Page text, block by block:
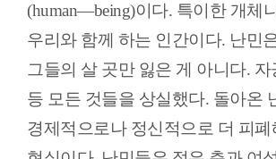
(human―being)이다. 특이한 개체
우리와 함께 하는 인간이다. 난민
그들의 살 곳만 잃은 게 아니다. 자
등 모든 것들을 상실했다. 돌아온
경제적으로나 정신적으로 더 피폐